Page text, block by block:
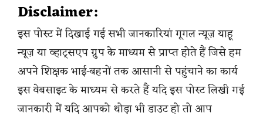
Disclaimer:
इस पोस्ट में दिखाई गई सभी जानकारियां गूगल न्यूज़ याहू
न्यूज़ या व्हाट्सएप ग्रुप के माध्यम से प्राप्त होते हैं जिसे हम
अपने शिक्षक भाई-बहनों तक आसानी से पहुंचाने का कार्य
इस वेबसाइट के माध्यम से करते हैं यदि इस पोस्ट लिखी गई
जानकारी में यदि आपको थोड़ा भी डाउट हो तो आप